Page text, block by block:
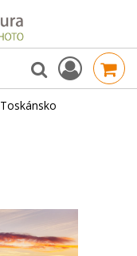
Toskánsko